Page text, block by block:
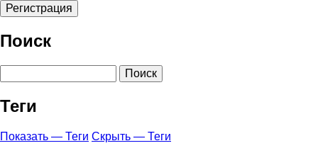
Поиск
Теги
Показать — Теги Скрыть — Теги